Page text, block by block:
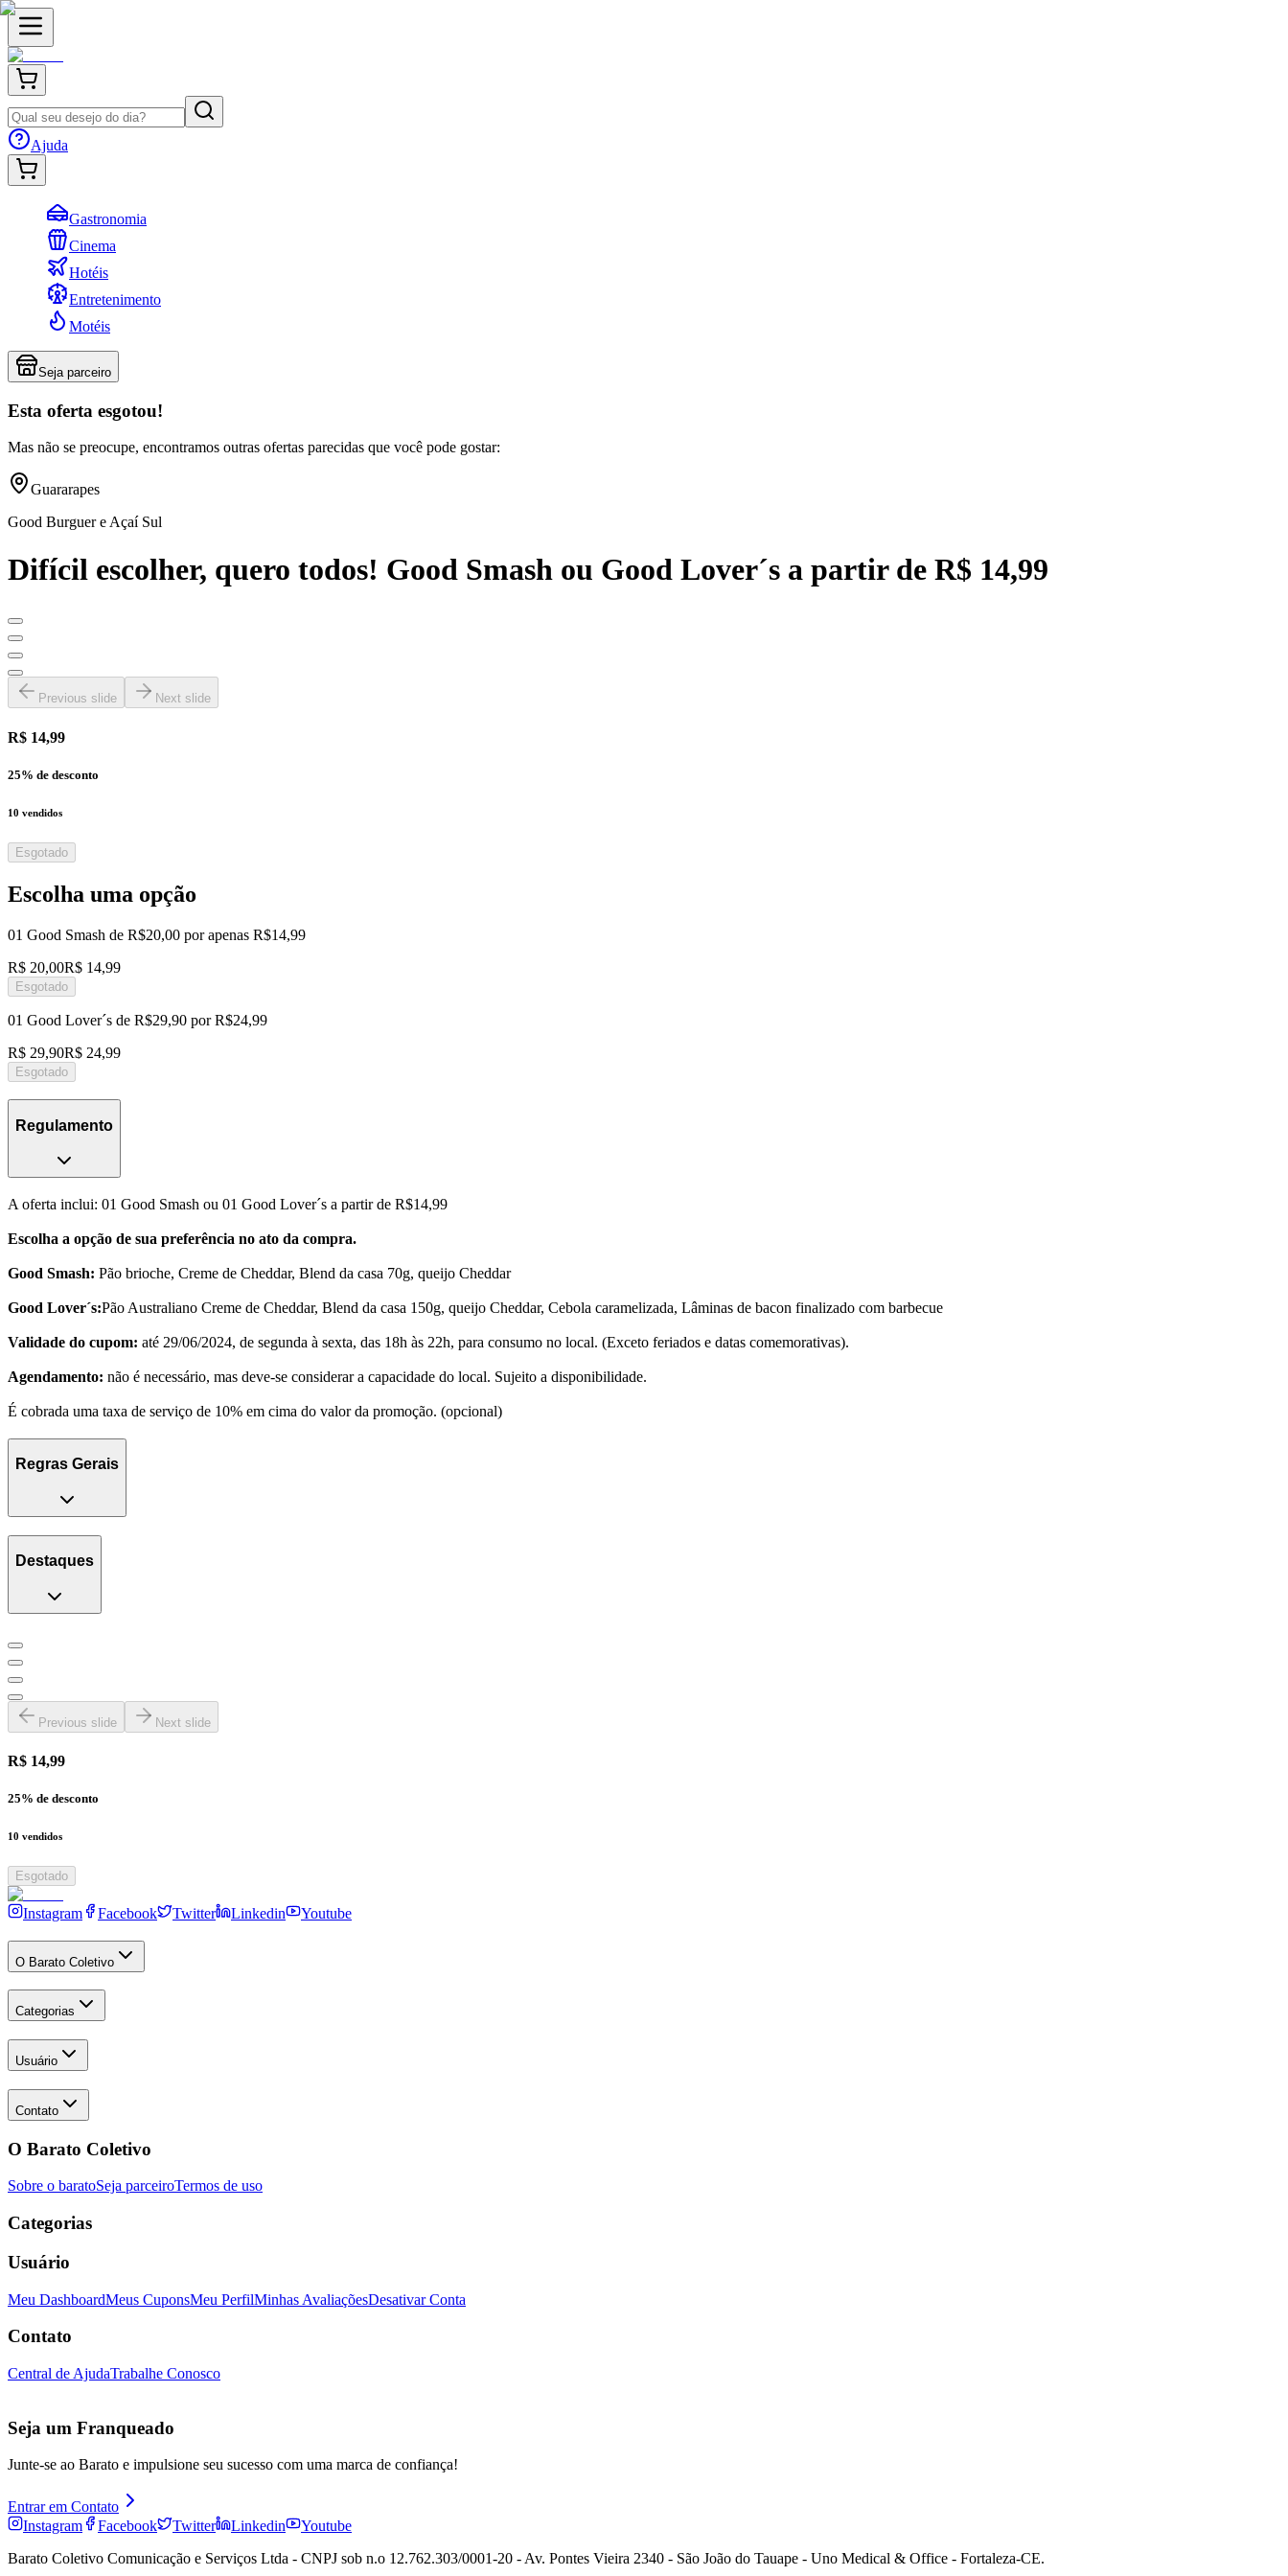
Ajuda
Gastronomia
Cinema
Hotéis
Entretenimento
Motéis
Seja parceiro
Esta oferta esgotou!
Mas não se preocupe, encontramos outras ofertas parecidas que você pode gostar:
Guararapes
Good Burguer e Açaí Sul
Difícil escolher, quero todos! Good Smash ou Good Lover´s a partir de R$ 14,99
Previous slide Next slide
R$ 14,99
25% de desconto
10 vendidos
Esgotado
Escolha uma opção
01 Good Smash de R$20,00 por apenas R$14,99
R$ 20,00R$ 14,99
Esgotado
01 Good Lover´s de R$29,90 por R$24,99
R$ 29,90R$ 24,99
Esgotado
Regulamento
A oferta inclui: 01 Good Smash ou 01 Good Lover´s a partir de R$14,99
Escolha a opção de sua preferência no ato da compra.
Good Smash: Pão brioche, Creme de Cheddar, Blend da casa 70g, queijo Cheddar
Good Lover´s:Pão Australiano Creme de Cheddar, Blend da casa 150g, queijo Cheddar, Cebola caramelizada, Lâminas de bacon finalizado com barbecue
Validade do cupom: até 29/06/2024, de segunda à sexta, das 18h às 22h, para consumo no local. (Exceto feriados e datas comemorativas).
Agendamento: não é necessário, mas deve-se considerar a capacidade do local. Sujeito a disponibilidade.
É cobrada uma taxa de serviço de 10% em cima do valor da promoção. (opcional)
Regras Gerais
Destaques
Previous slide Next slide
R$ 14,99
25% de desconto
10 vendidos
Esgotado
Instagram Facebook Twitter Linkedin Youtube
O Barato Coletivo
Categorias
Usuário
Contato
O Barato Coletivo
Sobre o baratoSeja parceiroTermos de uso
Categorias
Usuário
Meu DashboardMeus CuponsMeu PerfilMinhas AvaliaçõesDesativar Conta
Contato
Central de AjudaTrabalhe Conosco
Seja um Franqueado
Junte-se ao Barato e impulsione seu sucesso com uma marca de confiança!
Entrar em Contato
Instagram
Facebook Twitter Linkedin
Youtube
Barato Coletivo Comunicação e Serviços Ltda - CNPJ sob n.o 12.762.303/0001-20 - Av. Pontes Vieira 2340 - São João do Tauape - Uno Medical & Office - Fortaleza-CE.